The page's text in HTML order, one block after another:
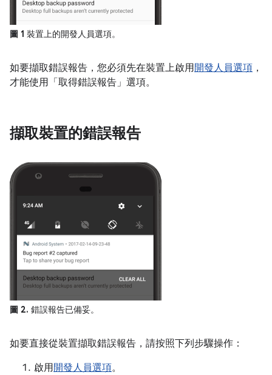
圖 1 裝置上的開發人員選項。
如要擷取錯誤報告，您必須先在裝置上啟用開發人員選項 ，
才能使用「取得錯誤報告」 選項。
擷取裝置的錯誤報告
圖 2. 錯誤報告已備妥。
如要直接從裝置擷取錯誤報告，請按照下列步驟操作：
啟用開發人員選項。